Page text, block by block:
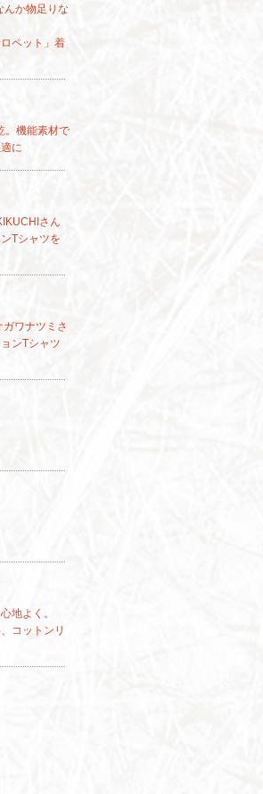
んか物足りな
ロペット」着
。機能素材で
に
さん
Tシャツを
ワナツミさ
ンTシャツ
地よく。
コットンリ